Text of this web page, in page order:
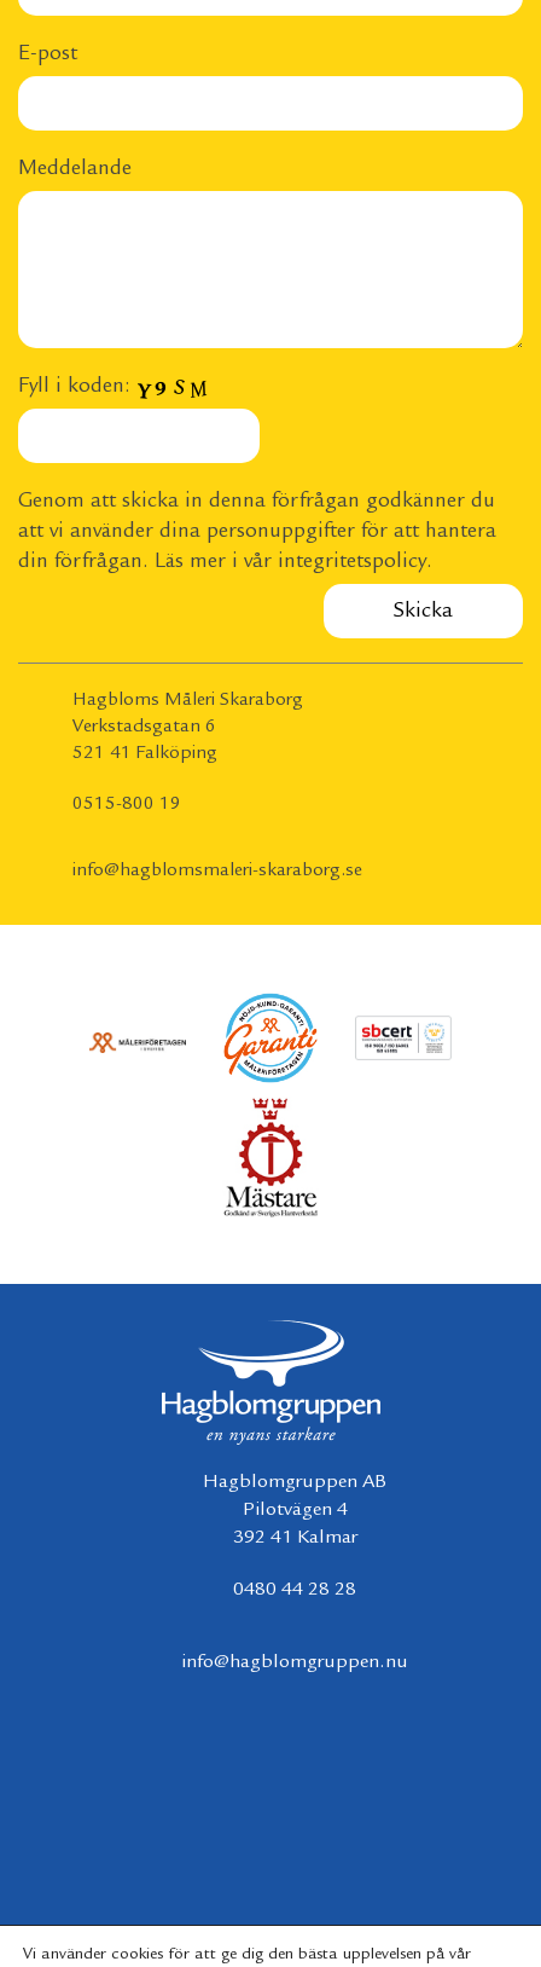
E-post
Meddelande
Fyll i koden:
Genom att skicka in denna förfrågan godkänner du
att vi använder dina personuppgifter för att hantera
din förfrågan. Läs mer i vår integritetspolicy.
Hagbloms Måleri Skaraborg
Verkstadsgatan 6
521 41 Falköping
0515-800 19
info@hagblomsmaleri-skaraborg.se
Hagblomgruppen AB
Pilotvägen 4
392 41 Kalmar
0480 44 28 28
info@hagblomgruppen.nu
Vi använder cookies för att ge dig den bästa upplevelsen på vår